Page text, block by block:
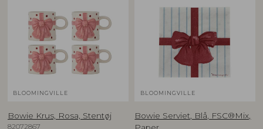
BLOOMINGVILLE
Bowie Krus, Rosa, Stentøj
82072867
BLOOMINGVILLE
Bowie Serviet, Blå, FSC®Mix,
Paper